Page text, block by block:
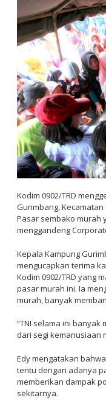
Kodim 0902/TRD
Gurimbang, Kecamatan
Pasar sembako murah
menggandeng
Kepala Kampung
mengucapkan terima
Kodim 0902/TRD yang
pasar murah ini. Ia
murah, banyak
“TNI selama ini
dari segi kemanusiaan
Edy mengatakan
tentu dengan adanya
memberikan dampak
sekitarnya.